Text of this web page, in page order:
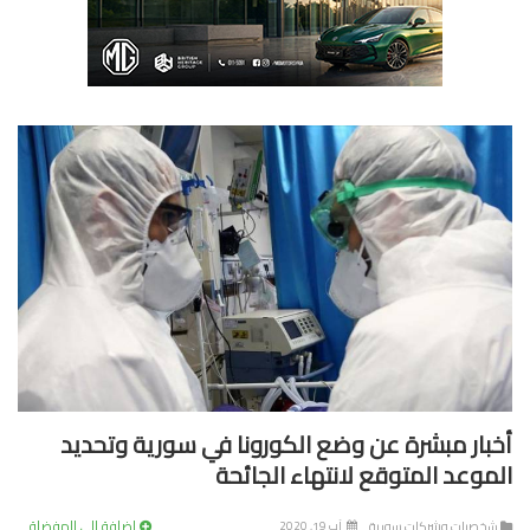
مبشرة عن وضع الكورونا في سورية وتحديد
المتوقع لانتهاء الجائحة